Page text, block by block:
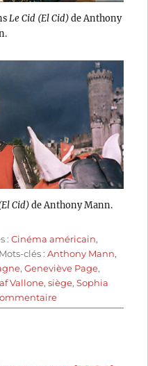
Le Cid (El Cid)de Anthony
Cid)de Anthony Mann.
:Cinéma américain,
Étiquettes
Mots-clés :Anthony Mann,
,Geneviève Page,
Vallone,siège,Sophia
sur
Le